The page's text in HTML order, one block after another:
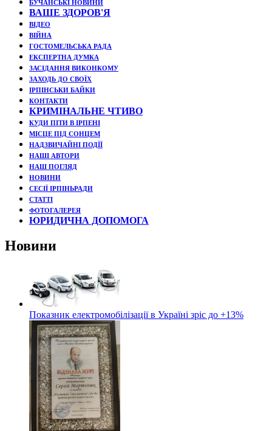
БУЧАНСЬКІ НОВИНИ
ВАШЕ ЗДОРОВ'Я
ВІДЕО
ВІЙНА
ГОСТОМЕЛЬСЬКА РАДА
ЕКСПЕРТНА ДУМКА
ЗАСІДАННЯ ВИКОНКОМУ
ЗАХОДЬ ДО СВОЇХ
ІРПІНСЬКИ БАЙКИ
КОНТАКТИ
КРИМІНАЛЬНЕ ЧТИВО
КУДИ ПІТИ В ІРПЕНІ
МІСЦЕ ПІД СОНЦЕМ
НАДЗВИЧАЙНІ ПОДЇЇ
НАШІ АВТОРИ
НАШ ПОГЛЯД
НОВИНИ
СЕСІЇ ІРПІНЬРАДИ
СТАТТІ
ФОТОГАЛЕРЕЯ
ЮРИДИЧНА ДОПОМОГА
Новини
Показник електромобілізації в Україні зріс до +13%